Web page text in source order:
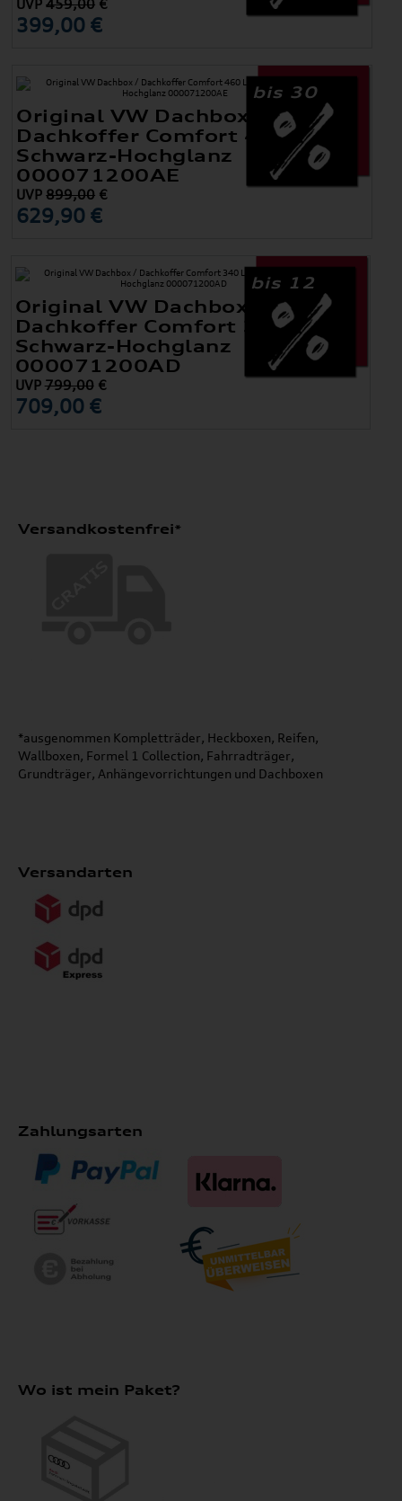
UVP459,00 €
399,00 €
bis 30
Original VW Dachbox /
Dachkoffer Comfort 460 Liter,
Schwarz-Hochglanz
000071200AE
UVP899,00 €
629,90 €
bis 12
Original VW Dachbox /
Dachkoffer Comfort 340 Liter,
Schwarz-Hochglanz
000071200AD
UVP 799,00€
709,00 €
Versandkostenfrei*
*ausgenommen Kompletträder, Heckboxen, Reifen,
Wallboxen, Formel 1 Collection, Fahrradträger,
Grundträger, Anhängevorrichtungen und Dachboxen
Versandarten
Zahlungsarten
Wo ist mein Paket?